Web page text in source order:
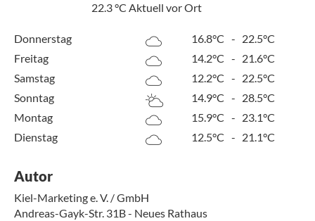
22.3°C Aktuell vor Ort
Donnerstag 16.8°C - 22.5°C
Freitag
14.2°C - 21.6°C
Samstag
12.2°C - 22.5°C
Sonntag
14.9°C - 28.5°C
Montag
15.9°C - 23.1°C
Dienstag
12.5°C - 21.1°C
Autor
Kiel-Marketing e. V. / GmbH
Andreas-Gayk-Str. 31B - Neues Rathaus